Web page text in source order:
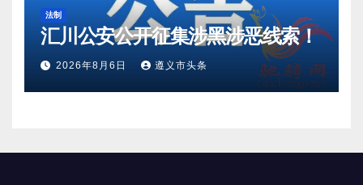
法制
汇川公安公开征集涉黑涉恶线索！
2026年8月6日 遵义市头条